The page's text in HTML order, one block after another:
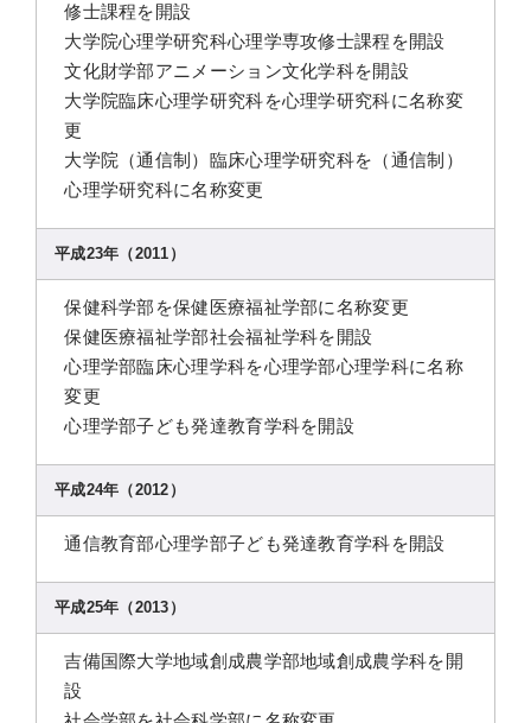
修士課程を開設
大学院心理学研究科心理学専攻修士課程を開設
文化財学部アニメーション文化学科を開設
大学院臨床心理学研究科を心理学研究科に名称変
更
大学院（通信制）臨床心理学研究科を（通信制）
心理学研究科に名称変更
平成23年（2011）
保健科学部を保健医療福祉学部に名称変更
保健医療福祉学部社会福祉学科を開設
心理学部臨床心理学科を心理学部心理学科に名称
変更
心理学部子ども発達教育学科を開設
平成24年（2012）
通信教育部心理学部子ども発達教育学科を開設
平成25年（2013）
吉備国際大学地域創成農学部地域創成農学科を開
設